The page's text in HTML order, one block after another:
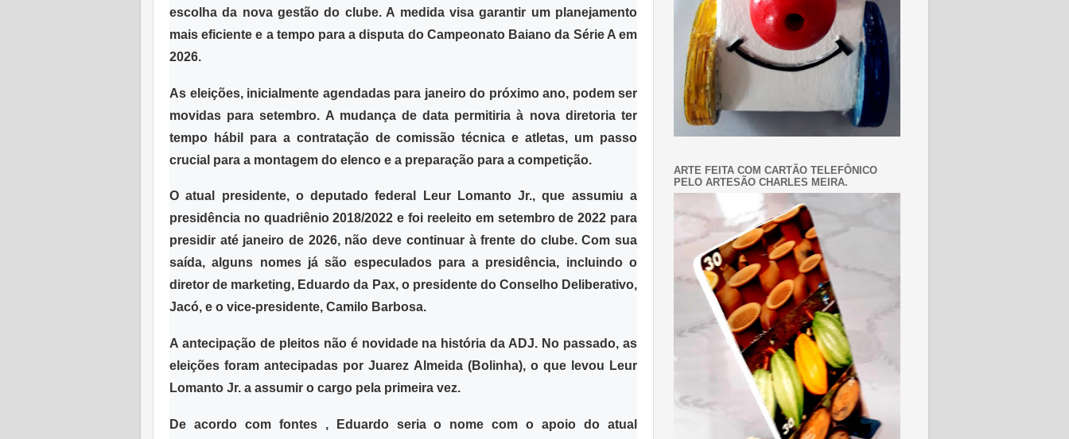
escolha da nova gestão do clube. A medida visa garantir um planejamento
mais eficiente e a tempo para a disputa do Campeonato Baiano da Série A em
2026.
As eleições, inicialmente agendadas para janeiro do próximo ano, podem ser
movidas para setembro. A mudança de data permitiria à nova diretoria ter
tempo hábil para a contratação de comissão técnica e atletas, um passo
crucial para a montagem do elenco e a preparação para a competição.
O atual presidente, o deputado federal Leur Lomanto Jr., que assumiu a
presidência no quadriênio 2018/2022 e foi reeleito em setembro de 2022 para
presidir até janeiro de 2026, não deve continuar à frente do clube. Com sua
saída, alguns nomes já são especulados para a presidência, incluindo o
diretor de marketing, Eduardo da Pax, o presidente do Conselho Deliberativo,
Jacó, e o vice-presidente, Camilo Barbosa.
A antecipação de pleitos não é novidade na história da ADJ. No passado, as
eleições foram antecipadas por Juarez Almeida (Bolinha), o que levou Leur
Lomanto Jr. a assumir o cargo pela primeira vez.
De acordo com fontes , Eduardo seria o nome com o apoio do atual
ARTE FEITA COM CARTÃO TELEFÔNICO
PELO ARTESÃO CHARLES MEIRA.